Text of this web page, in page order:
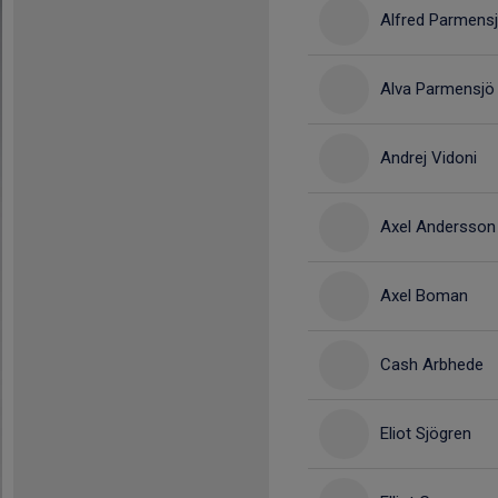
Alfred
Alva Parmensjö
Andrej Vidoni
Axel Andersson
Axel Boman
Cash Arbhede
Eliot Sjögren